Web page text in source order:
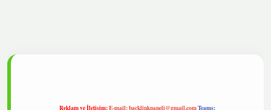
Reklam ve İletişim:E-mail:backlinkpaneli@gmail.comTeams: